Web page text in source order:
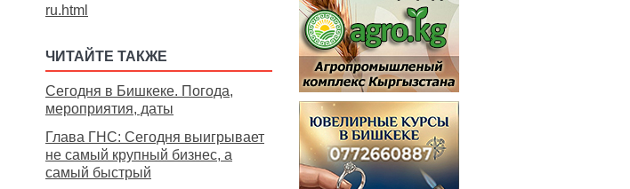
ru.html
ЧИТАЙТЕ ТАКЖЕ
Сегодня в Бишкеке. Погода,
мероприятия, даты
Глава ГНС: Сегодня выигрывает
не самый крупный бизнес, а
самый быстрый